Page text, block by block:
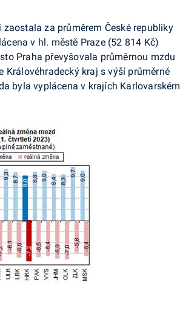
za průměrem České republiky
v hl. městě Praze (52 814 Kč)
Praha převyšovala průměrnou mzdu
Královéhradecký kraj s výší průměrné
byla vyplácena v krajích Karlovarském